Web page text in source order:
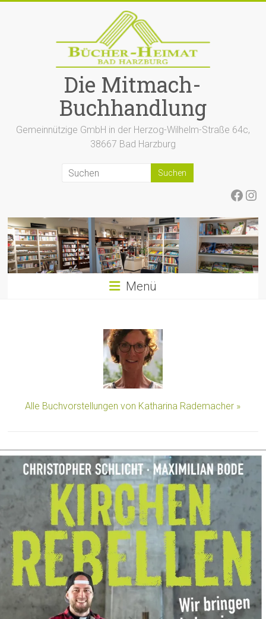
Die Mitmach-
Buchhandlung
Gemeinnützige GmbH in der Herzog-Wilhelm-Straße 64c,
38667 Bad Harzburg
Menü
Alle Buchvorstellungen von Katharina Rademacher »